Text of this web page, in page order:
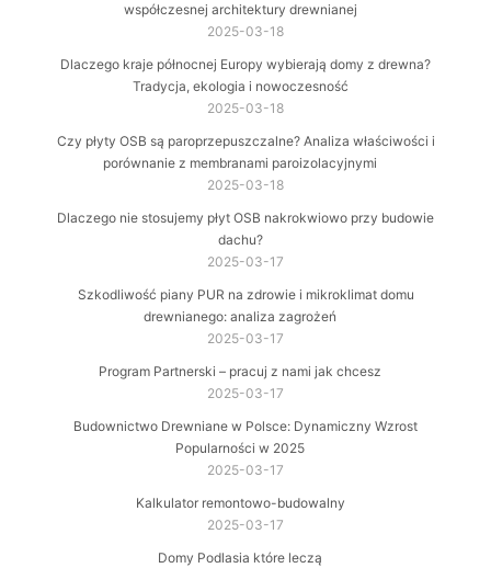
współczesnej architektury drewnianej
2025-03-18
Dlaczego kraje północnej Europy wybierają domy z drewna?
Tradycja, ekologia i nowoczesność
2025-03-18
Czy płyty OSB są paroprzepuszczalne? Analiza właściwości i
porównanie z membranami paroizolacyjnymi
2025-03-18
Dlaczego nie stosujemy płyt OSB nakrokwiowo przy budowie
dachu?
2025-03-17
Szkodliwość piany PUR na zdrowie i mikroklimat domu
drewnianego: analiza zagrożeń
2025-03-17
Program Partnerski – pracuj z nami jak chcesz
2025-03-17
Budownictwo Drewniane w Polsce: Dynamiczny Wzrost
Popularności w 2025
2025-03-17
Kalkulator remontowo-budowalny
2025-03-17
Domy Podlasia które leczą